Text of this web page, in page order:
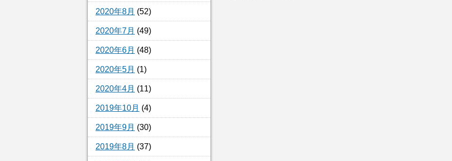
2020年8月 (52)
2020年7月 (49)
2020年6月 (48)
2020年5月 (1)
2020年4月 (11)
2019年10月 (4)
2019年9月 (30)
2019年8月 (37)